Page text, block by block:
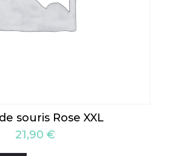
souris Rose XXL
21,90 €